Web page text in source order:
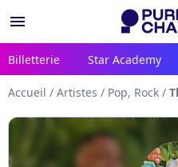
menu
Billetterie Star Academy
Accueil / Artistes / Pop, Rock /